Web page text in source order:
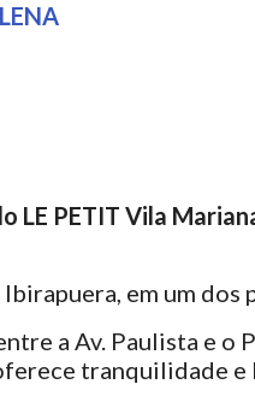
LE PETIT Vila
em um dos
a Av. Paulista e
tranquilidade